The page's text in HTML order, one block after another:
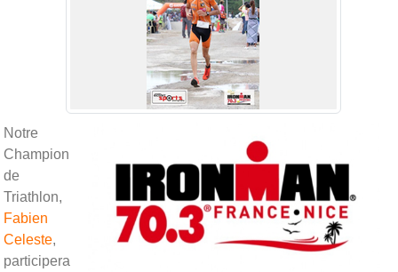
Notre
Champion
de
Triathlon,
Fabien
Celeste,
participera